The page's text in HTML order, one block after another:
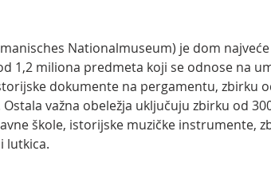
Nationalmuseum) je dom
1,2 miliona predmeta koji se odnose na
dokumente na pergamentu, zbirku
važna obeležja uključuju zbirku od
škole, istorijske muzičke instrumente,
lutkica.